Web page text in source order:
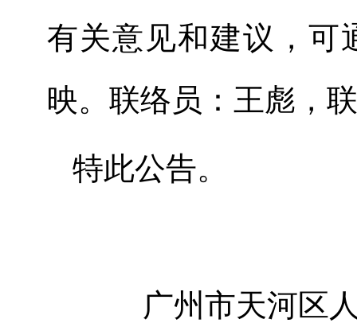
有关意见和建议，可
映。联络员：王彪，
特此公告。
广州市天河区